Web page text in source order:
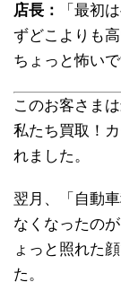
店長：
「最初
ずどこよりも
ちょっと怖いで
このお客さま
私たち買取！
れました。
翌月、「自動
なくなったの
ょっと照れた
た。